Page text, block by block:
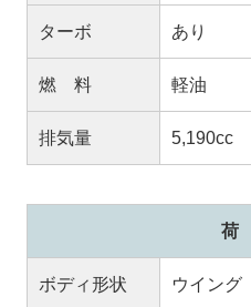
ターボ あり
燃 料 軽油
排気量 5,190cc
荷
ボディ形状 ウイング